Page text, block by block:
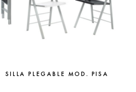
SILLA PLEGABLE MOD. PISA